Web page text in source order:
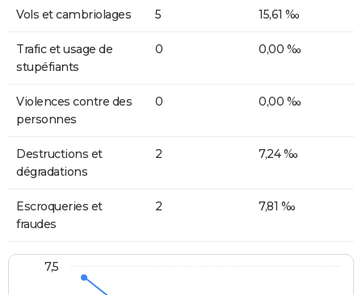
Vols et cambriolages 5 15,61 ‰
Trafic et usage de
stupéfiants
0 0,00 ‰
Violences contre des
personnes
0 0,00 ‰
Destructions et
dégradations
2 7,24 ‰
Escroqueries et
fraudes
2 7,81 ‰
7,5